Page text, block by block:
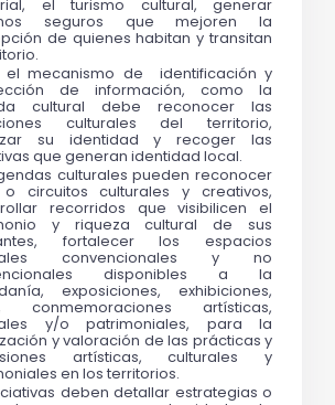
el turismo cultural, generar
seguros que mejoren la
de quienes habitan y transitan
el mecanismo de  identificación y
de información, como la
cultural debe reconocer las
culturales del territorio,
su identidad y recoger las
que generan identidad local.
culturales pueden reconocer
circuitos culturales y creativos,
recorridos que visibilicen el
y riqueza cultural de sus
fortalecer los espacios
convencionales y no
disponibles a la
exposiciones, exhibiciones,
conmemoraciones artísticas,
y/o patrimoniales, para la
y valoración de las prácticas y
artísticas, culturales y
en los territorios.
deben detallar estrategias o